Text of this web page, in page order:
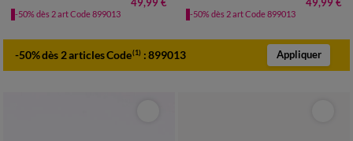
-50% dès 2 art Code 899013 -50% dès 2 art Code 899013
-50% dès 2 articles Code(1) :899013 Appliquer